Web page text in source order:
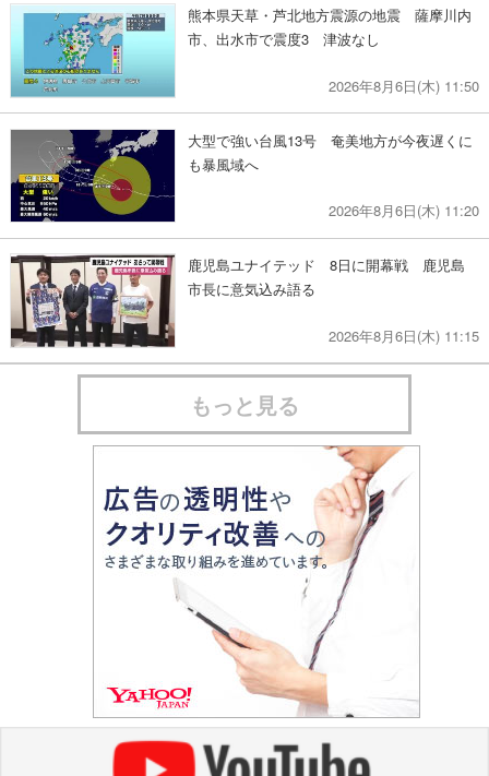
熊本県天草・芦北地方震源の地震 薩摩川内
市、出水市で震度3 津波なし
2026年8月6日(木) 11:50
大型で強い台風13号 奄美地方が今夜遅くに
も暴風域へ
2026年8月6日(木) 11:20
鹿児島ユナイテッド 8日に開幕戦 鹿児島
市長に意気込み語る
2026年8月6日(木) 11:15
もっと見る